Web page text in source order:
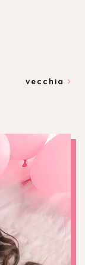
vecchia